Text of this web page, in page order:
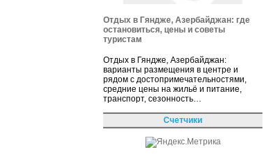
Отдых в Гяндже, Азербайджан: где
остановиться, цены и советы
туристам
Отдых в Гяндже, Азербайджан:
варианты размещения в центре и
рядом с достопримечательностями,
средние цены на жильё и питание,
транспорт, сезонность…
Счетчики